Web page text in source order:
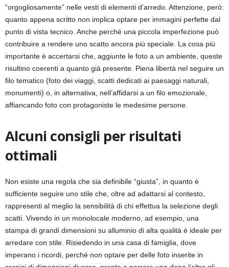
“orgogliosamente” nelle vesti di elementi d’arredo. Attenzione, però:
quanto appena scritto non implica optare per immagini perfette dal
punto di vista tecnico. Anche perché una piccola imperfezione può
contribuire a rendere uno scatto ancora più speciale. La cosa più
importante è accertarsi che, aggiunte le foto a un ambiente, queste
risultino coerenti a quanto già presente. Piena libertà nel seguire un
filo tematico (foto dei viaggi, scatti dedicati ai paesaggi naturali,
monumenti) o, in alternativa, nell’affidarsi a un filo emozionale,
affiancando foto con protagoniste le medesime persone.
Alcuni consigli per risultati
ottimali
Non esiste una regola che sia definibile “giusta”, in quanto è
sufficiente seguire uno stile che, oltre ad adattarsi al contesto,
rappresenti al meglio la sensibilità di chi effettua la selezione degli
scatti. Vivendo in un monolocale moderno, ad esempio, una
stampa di grandi dimensioni su alluminio di alta qualità è ideale per
arredare con stile. Risiedendo in una casa di famiglia, dove
imperano i ricordi, perché non optare per delle foto inserite in